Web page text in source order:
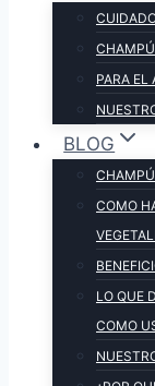
PARA EL
BLOG
COMO
LO QUE
COMO